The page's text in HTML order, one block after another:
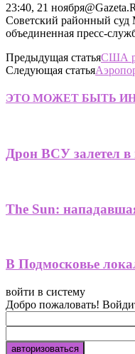
23:40, 21
Советский районный суд
объединенная пресс-
Предыдущая статьяСША
Следующая статья
ЭТО МОЖЕТ БЫТЬ
Дрон ВСУ залетел в
The Sun:
В Подмосковье
войти в систему
Добро пожаловать!